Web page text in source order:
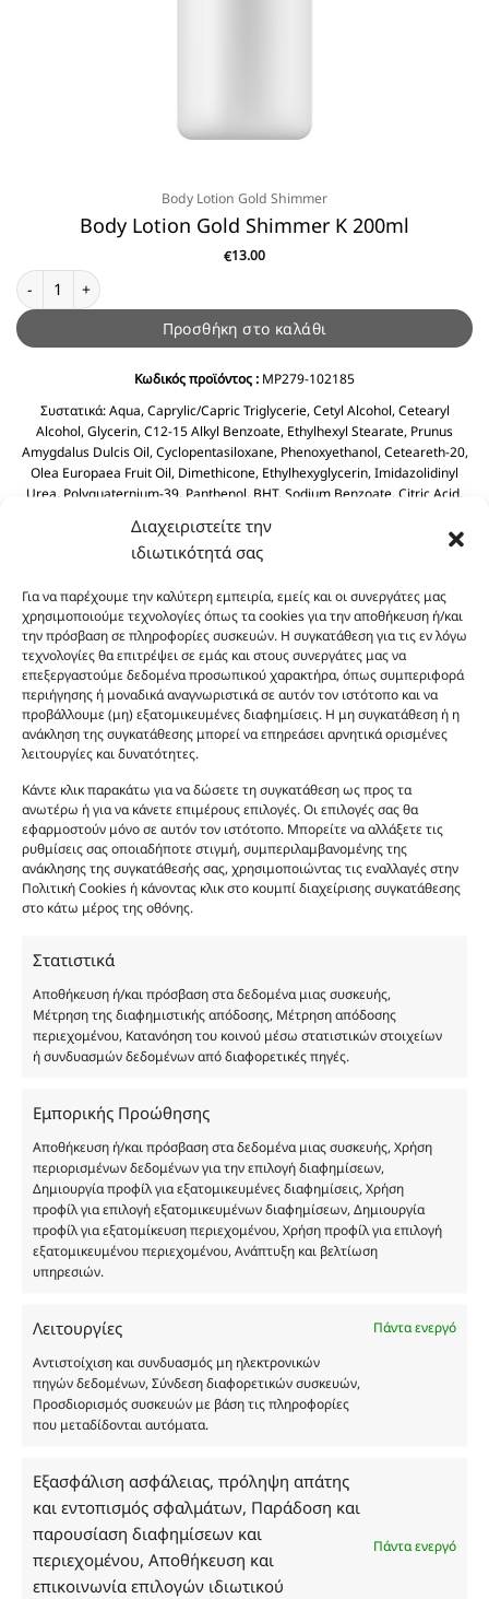
Διαχειριστείτε την
ιδιωτικότητά σας
Για να παρέχουμε την καλύτερη εμπειρία, εμείς και οι συνεργάτες μας
χρησιμοποιούμε τεχνολογίες όπως τα cookies για την αποθήκευση ή/και
την πρόσβαση σε πληροφορίες συσκευών. Η συγκατάθεση για τις εν λόγω
τεχνολογίες θα επιτρέψει σε εμάς και στους συνεργάτες μας να
επεξεργαστούμε δεδομένα προσωπικού χαρακτήρα, όπως συμπεριφορά
περιήγησης ή μοναδικά αναγνωριστικά σε αυτόν τον ιστότοπο και να
προβάλλουμε (μη) εξατομικευμένες διαφημίσεις. Η μη συγκατάθεση ή η
ανάκληση της συγκατάθεσης μπορεί να επηρεάσει αρνητικά ορισμένες
λειτουργίες και δυνατότητες.
Κάντε κλικ παρακάτω για να δώσετε τη συγκατάθεση ως προς τα
ανωτέρω ή για να κάνετε επιμέρους επιλογές. Οι επιλογές σας θα
εφαρμοστούν μόνο σε αυτόν τον ιστότοπο. Μπορείτε να αλλάξετε τις
ρυθμίσεις σας οποιαδήποτε στιγμή, συμπεριλαμβανομένης της
ανάκλησης της συγκατάθεσής σας, χρησιμοποιώντας τις εναλλαγές στην
Πολιτική Cookies ή κάνοντας κλικ στο κουμπί διαχείρισης συγκατάθεσης
στο κάτω μέρος της οθόνης.
Στατιστικά
Αποθήκευση ή/και πρόσβαση στα δεδομένα μιας συσκευής,
Μέτρηση της διαφημιστικής απόδοσης, Μέτρηση απόδοσης
περιεχομένου, Κατανόηση του κοινού μέσω στατιστικών στοιχείων
ή συνδυασμών δεδομένων από διαφορετικές πηγές.
Εμπορικής Προώθησης
Αποθήκευση ή/και πρόσβαση στα δεδομένα μιας συσκευής, Χρήση
περιορισμένων δεδομένων για την επιλογή διαφημίσεων,
Δημιουργία προφίλ για εξατομικευμένες διαφημίσεις, Χρήση
προφίλ για επιλογή εξατομικευμένων διαφημίσεων, Δημιουργία
προφίλ για εξατομίκευση περιεχομένου, Χρήση προφίλ για επιλογή
εξατομικευμένου περιεχομένου, Ανάπτυξη και βελτίωση
υπηρεσιών.
Λειτουργίες
Πάντα ενεργό
Αντιστοίχιση και συνδυασμός μη ηλεκτρονικών
πηγών δεδομένων, Σύνδεση διαφορετικών συσκευών,
Προσδιορισμός συσκευών με βάση τις πληροφορίες
που μεταδίδονται αυτόματα.
Εξασφάλιση ασφάλειας, πρόληψη απάτης
και εντοπισμός σφαλμάτων, Παράδοση και
παρουσίαση διαφημίσεων και
περιεχομένου, Αποθήκευση και
επικοινωνία επιλογών ιδιωτικού
Πάντα ενεργό
Body Lotion Gold Shimmer
Body Lotion Gold Shimmer K 200ml
€13.00
Body Lotion Gold Shimmer K 200ml ποσότητα
Προσθήκη στο καλάθι
Κωδικός προϊόντος : MP279-102185
Συστατικά:Aqua, Caprylic/Capric Triglycerie, Cetyl Alcohol, Cetearyl
Alcohol, Glycerin, C12-15 Alkyl Benzoate, Ethylhexyl Stearate, Prunus
Amygdalus Dulcis Oil, Cyclopentasiloxane, Phenoxyethanol, Ceteareth-20,
Olea Europaea Fruit Oil, Dimethicone, Ethylhexyglycerin, Imidazolidinyl
Urea, Polyquaternium-39, Panthenol, BHT, Sodium Benzoate, Citric Acid.
Οι φωτογραφίες των προϊόντων είναι ενδεικτικές
και δεν είναι προς πώληση το εικονιζόμενο προϊόν.
Σκοπός τους είναι η διευκόλυνση της επιλογής σας.
Σε καμία περίπτωση δεν αντιστοιχούν στα
πραγματικότητα. Πρόθεση της επιχείρησης μας δεν
είναι η παραπλάνηση και η εξαπάτηση του
καταναλωτή. Όλα μας τα προϊόντα είναι τύπου, σε
χύμα μορφή και είναι εμπνευσμένα από τα
αντίστοιχα αυθεντικά γνωστών οίκων. Οι
προϊόντων αποτελούν αναφαίρετη και
Δημιουργών-Οίκων. Οι εικόνες ενδέχεται να
υπόκεινται σε πνευματικά δικαιώματα.
Με επιφύλαξη κάθε νόμιμου δικαιώματος.
Eau de parfum
Αγίου Κωνσταντίνου 76
Τ.Κ. 56224, Εύοσμος, Θεσσαλονίκη
Τηλ. 2314 016010
ΑΦΜ 803285309
Ωράριο Καταστήματος
Τρίτη: 08:30–16:30
Τετάρτη: 08:30–16:30
Πέμπτη: 08:30–16:30
Παρασκευή: 08:30–16:30
Σάββατο - Κυριακή: Κλειστά